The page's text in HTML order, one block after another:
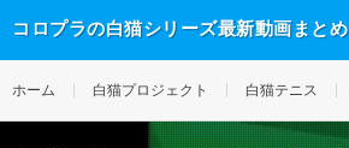
コロプラの白猫シリーズ最新動画まとめ
ホーム 白猫プロジェクト 白猫テニス